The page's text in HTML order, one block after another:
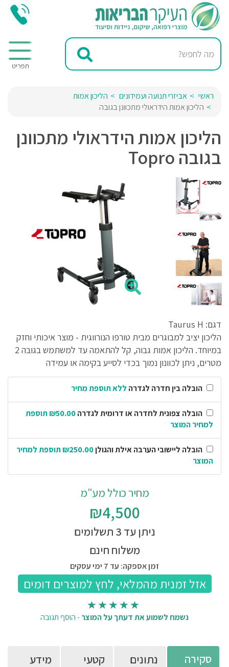
ראשי אביזרי תנועה ועמידונים
הליכון אמות
הליכון אמות הידראולי מתכוונן בגובה
הליכון אמות הידראולי מתכוונן
בגובה Topro
דגם: Taurus H
הליכון יציב למבוגרים מבית טורפו הנורווגית - מוצר איכותי וחזק
במיוחד. הליכון אמות גבוה, קל להתאמה עד למשתמש בגובה 2
מטרים, ניתן לכוונון נמוך בכדי לסייע בקימה או עמידה
הובלה בין חדרה לגדרה ללא תוספת מחיר
הובלה צפונית לחדרה או דרומית לגדרה
₪50.00 תוספת
למחיר המוצר
הובלה ליישובי הערבה אילת והגולן
₪250.00 תוספת למחיר
המוצר
מחיר כולל מע"מ
₪4,500
ניתן עד 3 תשלומים
משלוח חינם
זמן אספקה: עד 7 ימי עסקים
נשמח לשמוע את דעתך על המוצר-הוסף תגובה
סקירה
נתונים
קטעי
מידע